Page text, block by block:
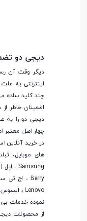
اتصال
Wi-Fi )
نوع
دیجی دو
دیگر وقت آن
اینترنتی به
چند کلید ساده
اطمینان خاطر
دیجی دو را به
چهار اصل
های موبایل،
نموده خدمات بی
از محصولات